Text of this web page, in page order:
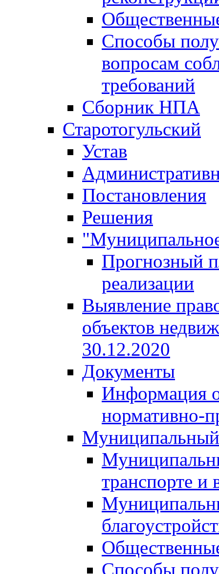
Способы
вопросам
требований
Сборник НПА
Старотогульский
Устав
Постановления
Решения
Прогнозный
реализации
Выявление
объектов
30.12.2020
Документы
Информация
нормативно-
Муниципальный
транспорте и
Способы